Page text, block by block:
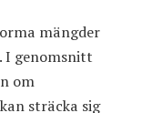
mängder
I genomsnitt
om
sträcka sig